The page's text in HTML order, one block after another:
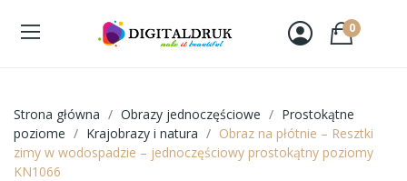
0
Strona główna Obrazy jednoczęściowe
Prostokątne
poziome
Krajobrazy i natura
Obraz na płótnie – Resztki
zimy w wodospadzie – jednoczęściowy prostokątny poziomy
KN1066